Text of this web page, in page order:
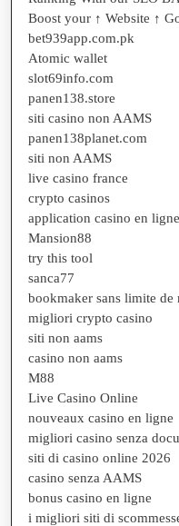
Boost your ↑ Website ↑
bet939app.com.pk
Atomic wallet
slot69info.com
panen138.store
siti casino non AAMS
panen138planet.com
siti non AAMS
live casino france
crypto casinos
application casino en ligne
Mansion88
try this tool
sanca77
bookmaker sans limite de
migliori crypto casino
siti non aams
casino non aams
M88
Live Casino Online
nouveaux casino en ligne
migliori casino senza
siti di casino online 2026
casino senza AAMS
bonus casino en ligne
i migliori siti di